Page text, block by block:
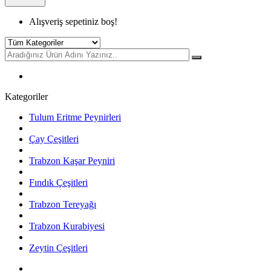
Alışveriş sepetiniz boş!
Kategoriler
Tulum Eritme Peynirleri
Çay Çeşitleri
Trabzon Kaşar Peyniri
Fındık Çeşitleri
Trabzon Tereyağı
Trabzon Kurabiyesi
Zeytin Çeşitleri